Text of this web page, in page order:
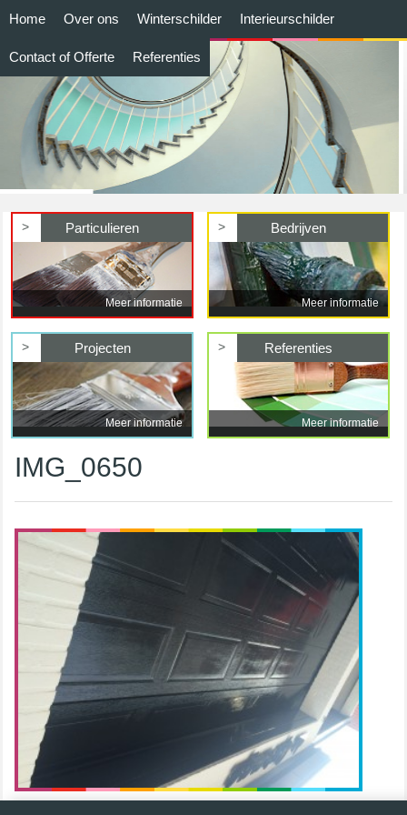
Home Over ons Winterschilder Interieurschilder
Contact of Offerte Referenties
> Particulieren
Meer informatie
> Bedrijven
Meer informatie
> Projecten
Meer informatie
> Referenties
Meer informatie
IMG_0650